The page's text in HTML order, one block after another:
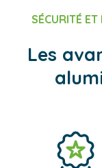
SÉCURITÉ
Les